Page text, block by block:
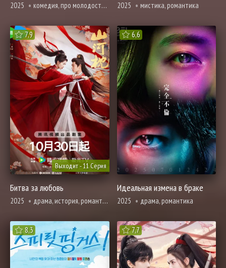
2025 комедия, про молодость и любовь, повседневность, романтика 2025 мистика, романтика
7,9
Выходит - 11 Серия
Битва за любовь
2025 драма, история, романтика
6,6
Идеальная измена в браке
2025 драма, романтика
8,3 7,7